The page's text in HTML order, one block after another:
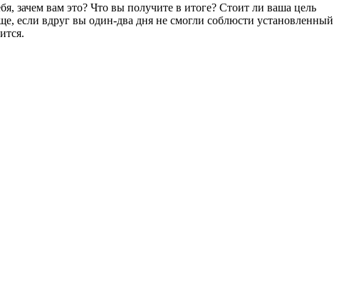
зачем вам это? Что вы получите в итоге? Стоит ли ваша цель
если вдруг вы один-два дня не смогли соблюсти установленный